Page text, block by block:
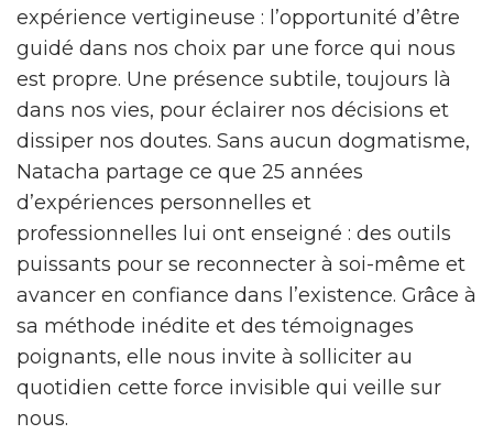
expérience vertigineuse : l’opportunité d’être
guidé dans nos choix par une force qui nous
est propre. Une présence subtile, toujours là
dans nos vies, pour éclairer nos décisions et
dissiper nos doutes. Sans aucun dogmatisme,
Natacha partage ce que 25 années
d’expériences personnelles et
professionnelles lui ont enseigné : des outils
puissants pour se reconnecter à soi-même et
avancer en confiance dans l’existence. Grâce à
sa méthode inédite et des témoignages
poignants, elle nous invite à solliciter au
quotidien cette force invisible qui veille sur
nous.